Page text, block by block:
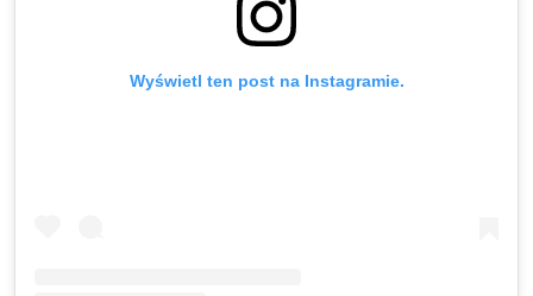
Wyświetl ten post na Instagramie.